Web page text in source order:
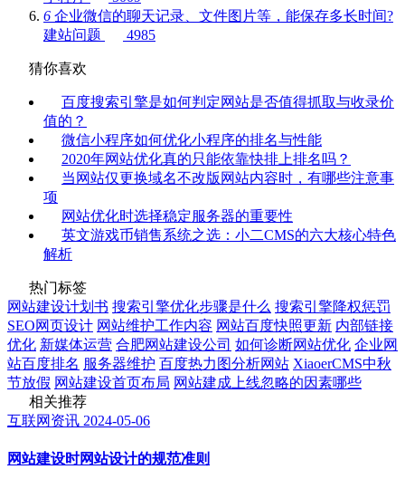
6 企业微信的聊天记录、文件图片等，能保存多长时间?
建站问题
4985
猜你喜欢
百度搜索引擎是如何判定网站是否值得抓取与收录价
值的？
微信小程序如何优化小程序的排名与性能
2020年网站优化真的只能依靠快排上排名吗？
当网站仅更换域名不改版网站内容时，有哪些注意事
项
网站优化时选择稳定服务器的重要性
英文游戏币销售系统之选：小二CMS的六大核心特色
解析
热门标签
网站建设计划书 搜索引擎优化步骤是什么 搜索引擎降权惩罚
SEO网页设计 网站维护工作内容 网站百度快照更新 内部链接
优化 新媒体运营 合肥网站建设公司 如何诊断网站优化 企业网
站百度排名 服务器维护 百度热力图分析网站 XiaoerCMS中秋
节放假 网站建设首页布局 网站建成上线忽略的因素哪些
相关推荐
互联网资讯 2024-05-06
网站建设时网站设计的规范准则